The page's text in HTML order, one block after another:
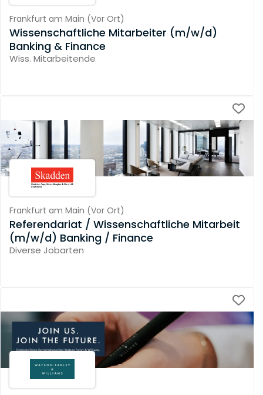
Frankfurt am Main (Vor Ort)
Wissenschaftliche Mitarbeiter (m/w/d)
Banking & Finance
Wiss. Mitarbeitende
Frankfurt am Main (Vor Ort)
Referendariat / Wissenschaftliche Mitarbeit
(m/w/d) Banking / Finance
Diverse Jobarten